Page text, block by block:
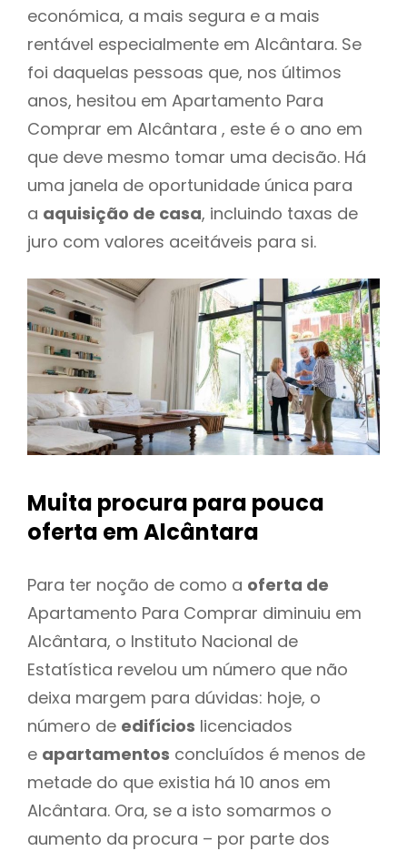
económica, a mais segura e a mais
rentável especialmente em Alcântara. Se
foi daquelas pessoas que, nos últimos
anos, hesitou em Apartamento Para
Comprar em Alcântara , este é o ano em
que deve mesmo tomar uma decisão. Há
uma janela de oportunidade única para
a aquisição de casa, incluindo taxas de
juro com valores aceitáveis para si.
Muita procura para pouca
oferta em Alcântara
Para ter noção de como a oferta de
Apartamento Para Comprar diminuiu em
Alcântara, o Instituto Nacional de
Estatística revelou um número que não
deixa margem para dúvidas: hoje, o
número de edifícios licenciados
e apartamentos concluídos é menos de
metade do que existia há 10 anos em
Alcântara. Ora, se a isto somarmos o
aumento da procura – por parte dos